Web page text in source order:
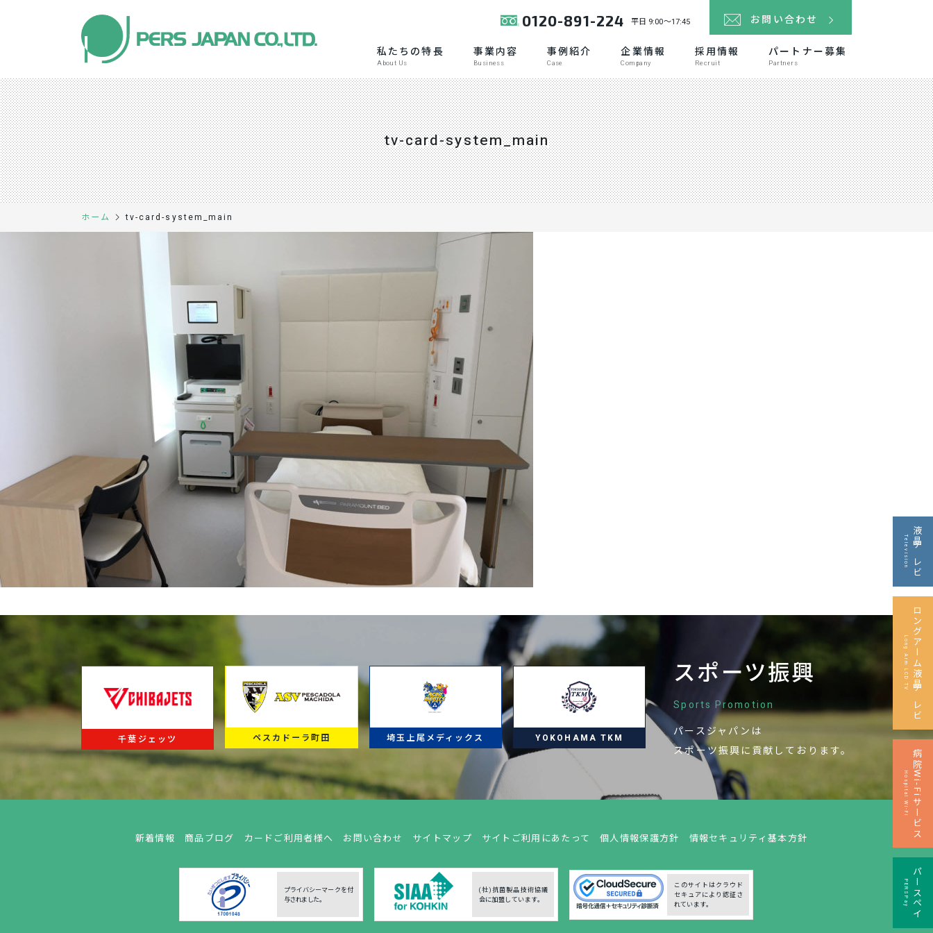
私たちの特長
About Us
事業内容
Business
事例紹介
Case
企業情報
Company
採用情報
Recruit
パートナー募集
Partners
0120-891-224 平日 9:00～17:45 お問い合わせ
tv-card-system_main
ホーム tv-card-system_main
スポーツ振興
Sports Promotion
パースジャパンは
スポーツ振興に貢献しております。
千葉ジェッツ ペスカドーラ町田 埼玉上尾メディックス YOKOHAMA TKM
新着情報 商品ブログ カードご利用者様へ お問い合わせ サイトマップ サイトご利用にあたって 個人情報保護方針 情報セキュリティ基本方針
プライバシーマークを付
与されました。
(社)抗菌製品技術協議
会に加盟しています。
このサイトはクラウド
セキュアにより認証さ
れています。
液晶テレビ
Television
ロングアーム液晶テレビ
Long Arm LCD TV
病院Wi-Fiサービス
Hospital Wi-Fi
パースペイ
PERSPay